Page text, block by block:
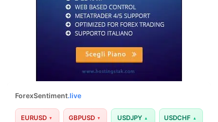
ForexSentiment.live
EURUSD GBPUSD USDJPY USDCHF